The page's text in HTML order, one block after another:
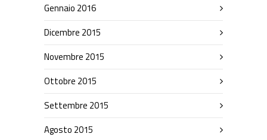
Gennaio 2016
Dicembre 2015
Novembre 2015
Ottobre 2015
Settembre 2015
Agosto 2015